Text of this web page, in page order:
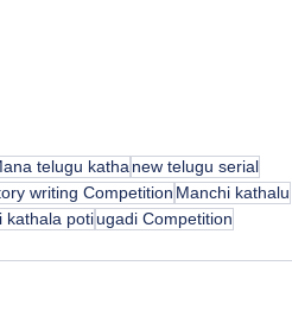
telugu katha new telugu serial
writing Competition Manchi kathalu
kathala potiugadi Competition